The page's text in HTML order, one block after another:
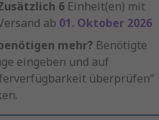
6 Einheit(en) mit
ab 01. Oktober 2026
mehr? Benötigte
eingeben und auf
überprüfen“